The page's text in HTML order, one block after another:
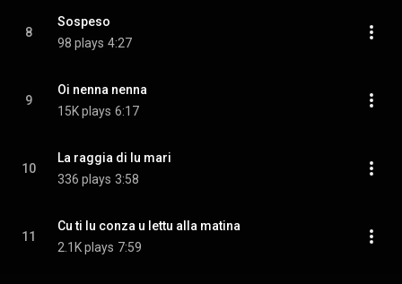
8
Sospeso
98 plays 4:27
9
Oi nenna nenna
15K plays 6:17
10
La raggia di lu mari
336 plays 3:58
11
Cu ti lu conza u lettu alla matina
2.1K plays 7:59